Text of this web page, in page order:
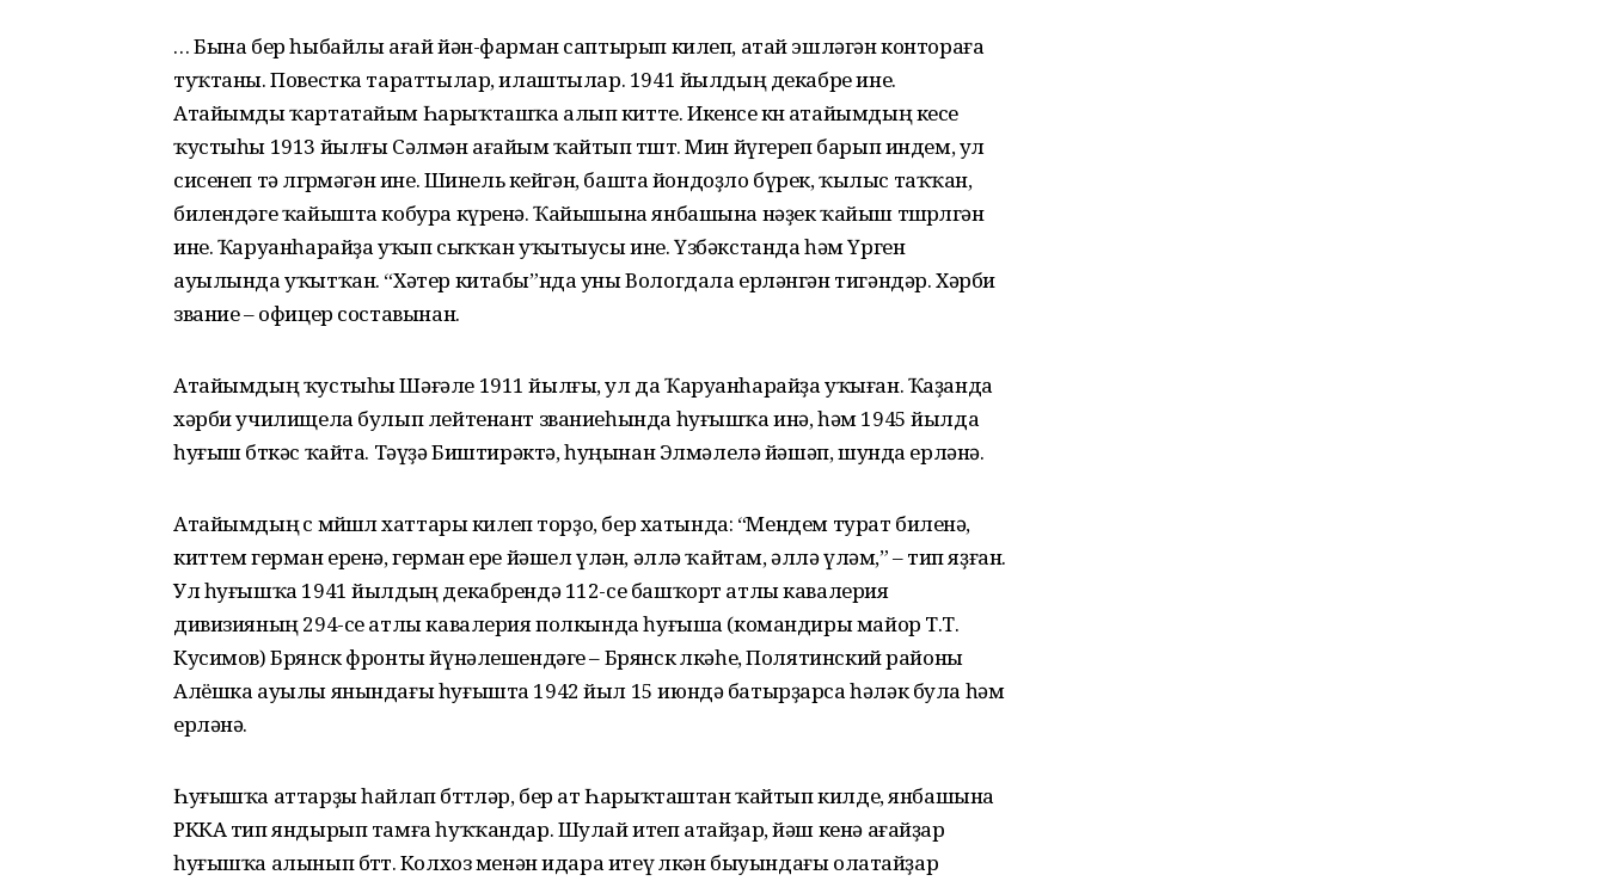
… Бына бер һыбайлы ағай йән-фарман саптырып килеп, атай эшләгән контораға
туҡтаны. Повестка тараттылар, илаштылар. 1941 йылдың декабре ине.
Атайымды ҡартатайым Һарыҡташҡа алып китте. Икенсе көнө атайымдың кесе
ҡустыһы 1913 йылғы Сәлмән ағайым ҡайтып төштө. Мин йүгереп барып индем, ул
сисенеп тә өлгөрмәгән ине. Шинель кейгән, башта йондоҙло бүрек, ҡылыс таҡҡан,
билендәге ҡайышта кобура күренә. Ҡайышына янбашына нәҙек ҡайыш төшөрөлгән
ине. Ҡаруанһарайҙа уҡып сыҡҡан уҡытыусы ине. Үзбәкстанда һәм Үрген
ауылында уҡытҡан. “Хәтер китабы”нда уны Вологдала ерләнгән тигәндәр. Хәрби
звание – офицер составынан.
Атайымдың ҡустыһы Шәғәле 1911 йылғы, ул да Ҡаруанһарайҙа уҡыған. Ҡаҙанда
хәрби училищела булып лейтенант званиеһында һуғышҡа инә, һәм 1945 йылда
һуғыш бөткәс ҡайта. Тәүҙә Биштирәктә, һуңынан Элмәлелә йәшәп, шунда ерләнә.
Атайымдың өс мөйөшлө хаттары килеп торҙо, бер хатында: “Мендем турат биленә,
киттем герман еренә, герман ере йәшел үлән, әллә ҡайтам, әллә үләм,” – тип яҙған.
Ул һуғышҡа 1941 йылдың декабрендә 112-се башҡорт атлы кавалерия
дивизияның 294-се атлы кавалерия полкында һуғыша (командиры майор Т.Т.
Кусимов) Брянск фронты йүнәлешендәге – Брянск өлкәһе, Полятинский районы
Алёшка ауылы янындағы һуғышта 1942 йыл 15 июндә батырҙарса һәләк була һәм
ерләнә.
Һуғышҡа аттарҙы һайлап бөттөләр, бер ат Һарыҡташтан ҡайтып килде, янбашына
РККА тип яндырып тамға һуҡҡандар. Шулай итеп атайҙар, йәш кенә ағайҙар
һуғышҡа алынып бөттө. Колхоз менән идара итеү өлкән быуындағы олатайҙар